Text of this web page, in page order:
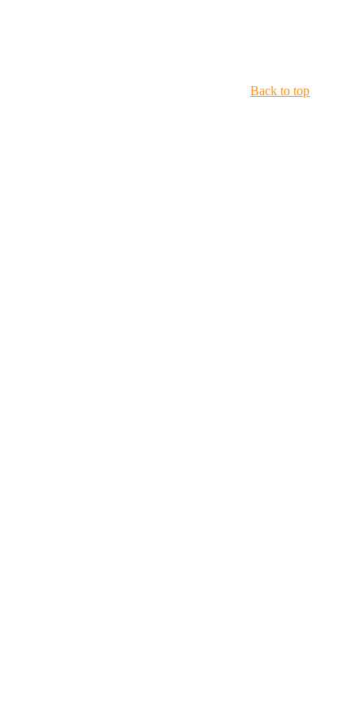
Back to top